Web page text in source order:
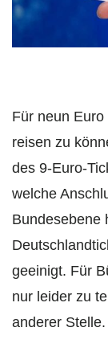
Für neun
reisen zu
des 9-Euro-
welche
Bundesebene
geeinigt. Für
nur leider zu
anderer Stelle.